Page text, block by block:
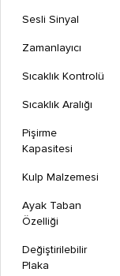
Sesli Sinyal
Zamanlayıcı
Sıcaklık Kontrolü
Sıcaklık Aralığı
Pişirme
Kapasitesi
Kulp Malzemesi
Ayak Taban
Özelliği
Değiştirilebilir
Plaka